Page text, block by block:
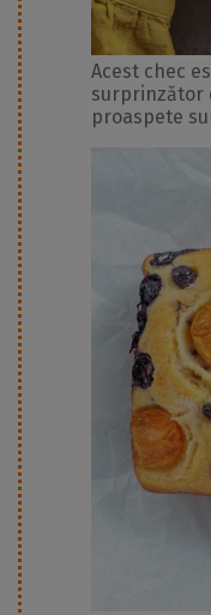
Acest chec
surprinzător
proaspete